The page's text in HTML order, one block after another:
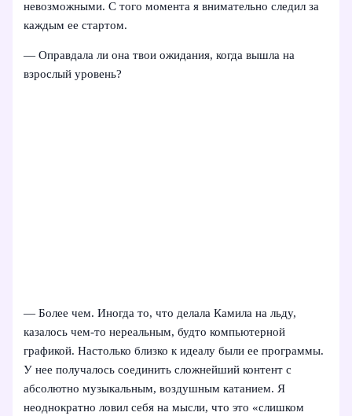
невозможными. С того момента я внимательно следил за
каждым ее стартом.
— Оправдала ли она твои ожидания, когда вышла на
взрослый уровень?
— Более чем. Иногда то, что делала Камила на льду,
казалось чем‑то нереальным, будто компьютерной
графикой. Настолько близко к идеалу были ее программы.
У нее получалось соединить сложнейший контент с
абсолютно музыкальным, воздушным катанием. Я
неоднократно ловил себя на мысли, что это «слишком